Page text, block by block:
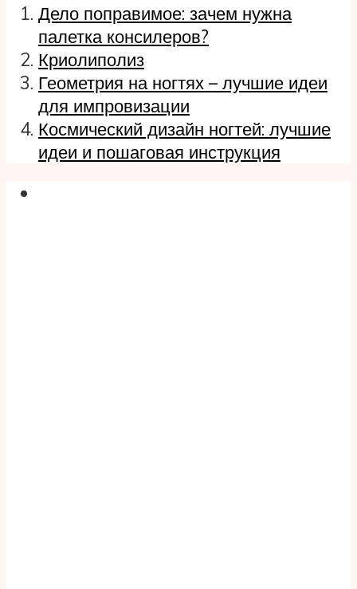
Дело поправимое: зачем нужна
палетка консилеров?
Криолиполиз
Геометрия на ногтях – лучшие идеи
для импровизации
Космический дизайн ногтей: лучшие
идеи и пошаговая инструкция